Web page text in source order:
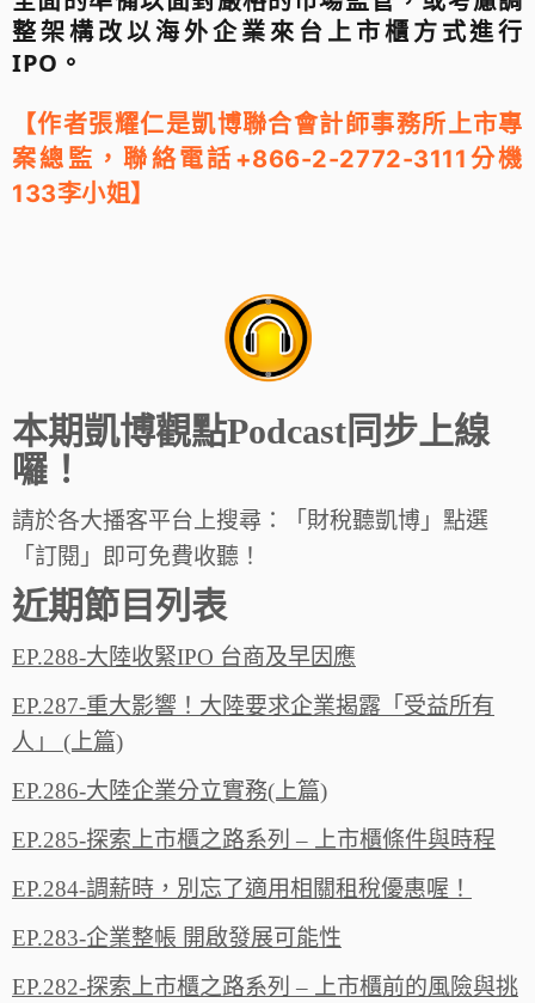
整架構改以海外企業來台上市櫃方式進行
IPO。
【作者張耀仁是凱博聯合會計師事務所上市專
案總監 ，聯絡電話+866-2-2772-3111分機
133李小姐】
本期凱博觀點Podcast同步上線
囉！
請於各大播客平台上搜尋：「財稅聽凱博」點選
「訂閱」即可免費收聽！
近期節目列表
EP.288-大陸收緊IPO 台商及早因應
EP.287-重大影響！大陸要求企業揭露「受益所有
人」 (上篇)
EP.286-大陸企業分立實務(上篇)
EP.285-探索上市櫃之路系列 – 上市櫃條件與時程
EP.284-調薪時，別忘了適用相關租稅優惠喔！
EP.283-企業整帳 開啟發展可能性
EP.282-探索上市櫃之路系列 – 上市櫃前的風險與挑